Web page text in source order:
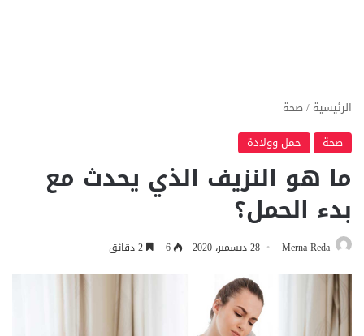
الرئيسية /صحة
صحة
حمل وولادة
ما هو النزيف الذي يحدث مع
بدء الحمل؟
Merna Reda 28 ديسمبر، 2020 6